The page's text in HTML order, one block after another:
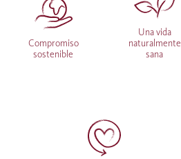
Compromiso
sostenible
Una vida
naturalmente
sana